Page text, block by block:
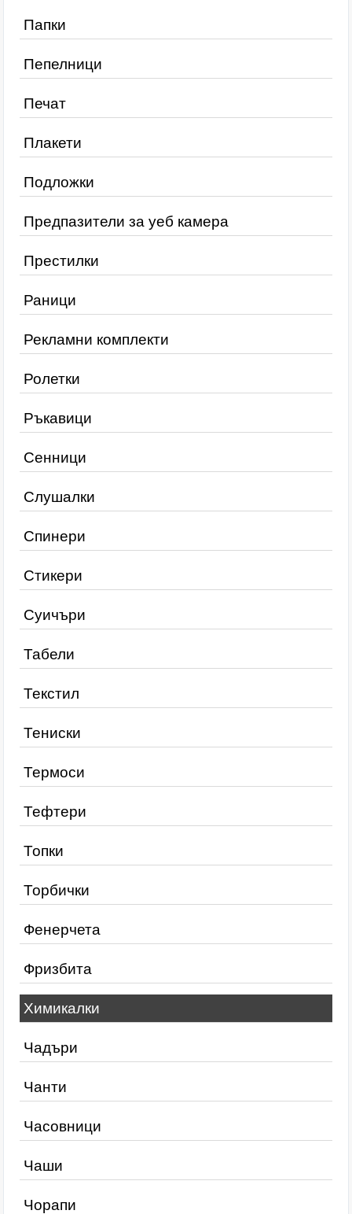
Папки
Пепелници
Печат
Плакети
Подложки
Предпазители за уеб камера
Престилки
Раници
Рекламни комплекти
Ролетки
Ръкавици
Сенници
Слушалки
Спинери
Стикери
Суичъри
Табели
Текстил
Тениски
Термоси
Тефтери
Топки
Торбички
Фенерчета
Фризбита
Химикалки
Чадъри
Чанти
Часовници
Чаши
Чорапи